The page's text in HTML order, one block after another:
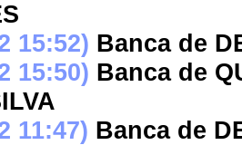
15:52) Banca de
15:50) Banca de
11:47) Banca de